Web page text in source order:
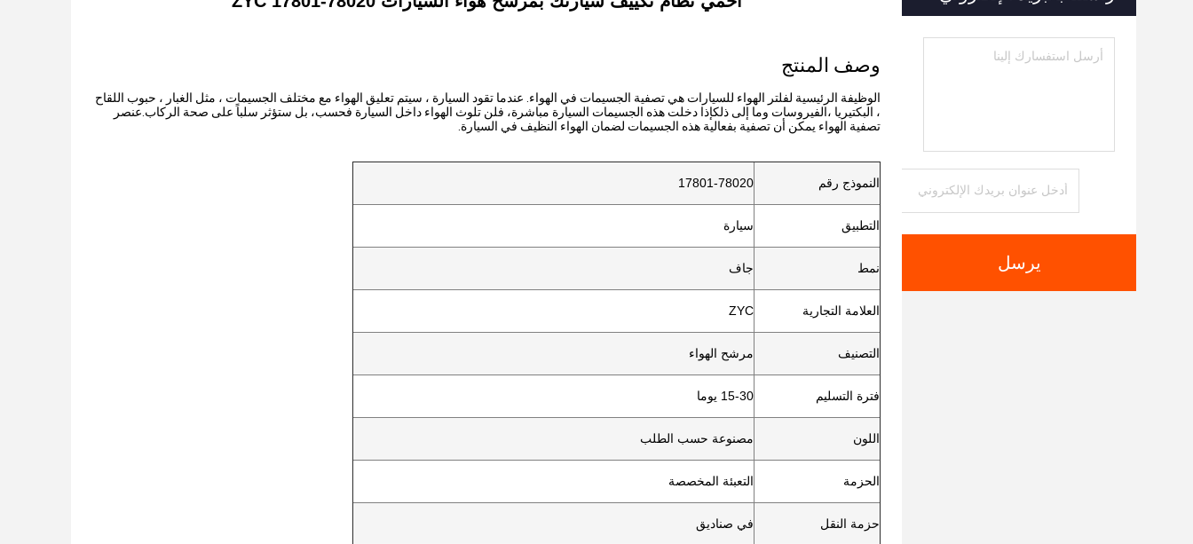
يرسل
وصف المنتج
الوظيفة الرئيسية لفلتر الهواء للسيارات هي تصفية الجسيمات في الهواء. عندما تقود السيارة ، سيتم تعليق الهواء مع مختلف الجسيمات ، مثل الغبار ، حبوب اللقاح
، البكتيريا ،الفيروسات وما إلى ذلكإذا دخلت هذه الجسيمات السيارة مباشرة، فلن تلوث الهواء داخل السيارة فحسب، بل ستؤثر سلباً على صحة الركاب.عنصر
تصفية الهواء يمكن أن تصفية بفعالية هذه الجسيمات لضمان الهواء النظيف في السيارة.
النموذج رقم 17801-78020
التطبيق سيارة
نمط جاف
العلامة التجارية ZYC
التصنيف مرشح الهواء
فترة التسليم 15-30 يوما
اللون مصنوعة حسب الطلب
الحزمة التعبئة المخصصة
حزمة النقل في صناديق